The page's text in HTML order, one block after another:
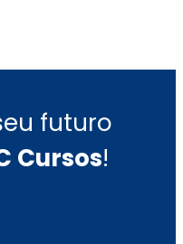
futuro
Cursos!